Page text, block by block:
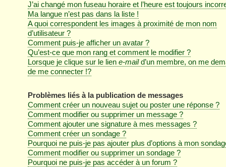
J’ai changé mon fuseau horaire et l’heure est toujours
Ma langue n’est pas dans la liste !
A quoi correspondent les images à proximité de mon nom
d’utilisateur ?
Comment puis-je afficher un avatar ?
Qu’est-ce que mon rang et comment le modifier ?
Lorsque je clique sur le lien e-maild’un membre, on me
de me connecter !?
Problèmes liés à la publication de messages
Comment créer un nouveau sujet ou poster une réponse ?
Comment modifier ou supprimer un message ?
Comment ajouter une signature à mes messages ?
Comment créer un sondage ?
Pourquoi ne puis-je pas ajouter plus d’options à mon
Comment modifier ou supprimer un sondage ?
Pourquoi ne puis-je pas accéder à un forum ?